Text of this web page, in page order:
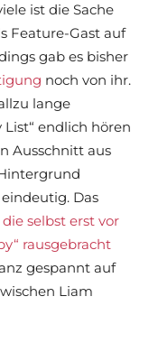
ist die Sache
Feature-Gast auf
gab es bisher
noch von ihr.
lange
endlich hören
Ausschnitt aus
Das
die selbst erst vor
rausgebracht
gespannt auf
Liam